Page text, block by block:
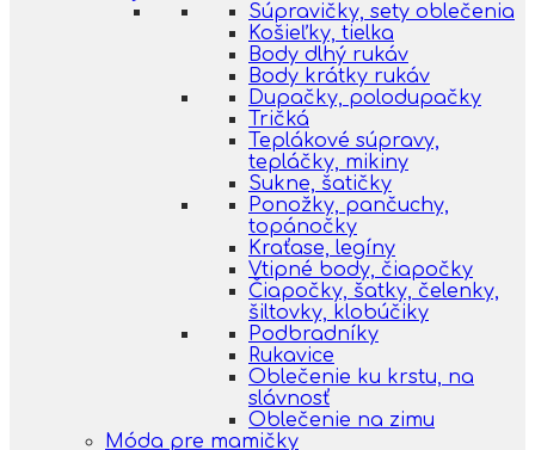
Súpravičky, sety oblečenia
Košieľky, tielka
Body dlhý rukáv
Body krátky rukáv
Dupačky, polodupačky
Tričká
Teplákové súpravy,
tepláčky, mikiny
Sukne, šatičky
Ponožky, pančuchy,
topánočky
Kraťase, legíny
Vtipné body, čiapočky
Čiapočky, šatky, čelenky,
šiltovky, klobúčiky
Podbradníky
Rukavice
Oblečenie ku krstu, na
slávnosť
Oblečenie na zimu
Móda pre mamičky